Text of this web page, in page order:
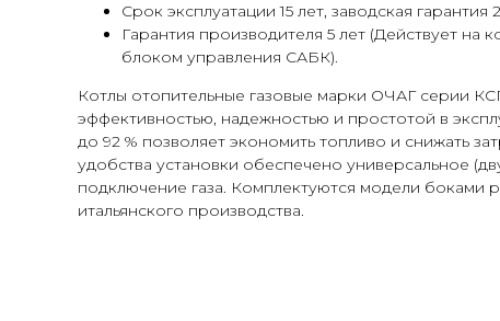
Срок эксплуатации 15 лет, заводская гарантия
Гарантия производителя 5 лет (Действует на
блоком управления САБК).
Котлы отопительные газовые марки ОЧАГ серии
эффективностью, надежностью и простотой в
до 92 % позволяет экономить топливо и снижать
удобства установки обеспечено универсальное
подключение газа. Комплектуются модели боками
итальянского производства.